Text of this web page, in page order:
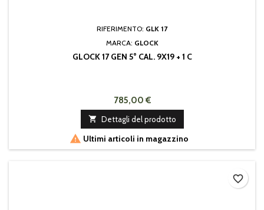
RIFERIMENTO: GLK 17
MARCA: GLOCK
GLOCK 17 GEN 5° CAL. 9X19 + 1 C
785,00 €
 Dettagli del prodotto
 Ultimi articoli in magazzino
favorite_border